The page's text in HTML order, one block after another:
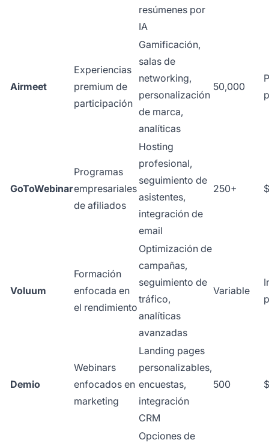
resúmenes por
IA
Airmeet
Experiencias
premium de
participación
Gamificación,
salas de
networking,
personalización
de marca,
analíticas
50,000
GoToWebinar
Programas
empresariales
de afiliados
Hosting
profesional,
seguimiento de
asistentes,
integración de
email
250+
Voluum
Formación
enfocada en
el rendimiento
Optimización de
campañas,
seguimiento de
tráfico,
analíticas
avanzadas
Variable
Demio
Webinars
enfocados en
marketing
Landing pages
personalizables,
encuestas,
integración
CRM
500
Opciones de